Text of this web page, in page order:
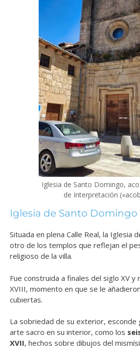
Iglesia de Santo Domingo,
de Interpretación
Iglesia de Santo Domingo
Situada en plena Calle Real, la Iglesia
otro de los templos que reflejan el
religioso de la villa.
Fue construida a finales del siglo XV
XVIII, momento en que se le
cubiertas.
La sobriedad de su exterior, esconde
arte sacro en su interior, como los
XVII, hechos sobre dibujos del